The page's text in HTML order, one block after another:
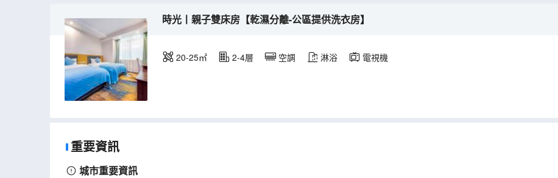
時光丨親子雙床房【乾濕分離-公區提供洗衣房】
20-25㎡ 2-4層 空調 淋浴 電視機
重要資訊
城市重要資訊